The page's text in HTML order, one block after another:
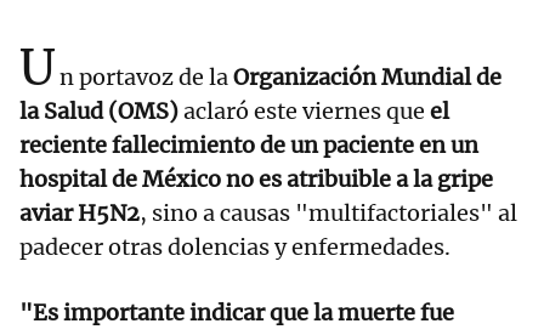
Un portavoz de laOrganización Mundial de
la Salud (OMS)aclaró este viernes que el
reciente fallecimiento de un paciente en un
hospital de México no es atribuible a la gripe
aviar H5N2, sino a causas "multifactoriales" al
padecer otras dolencias y enfermedades.
"Es importante indicar que la muerte fue